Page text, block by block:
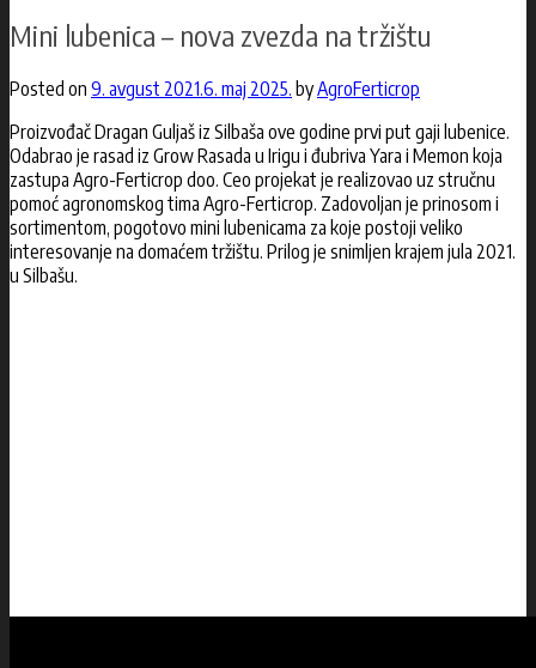
Mini lubenica – nova zvezda na tržištu
Posted on 9. avgust 2021.6. maj 2025. byAgroFerticrop
Proizvođač Dragan Guljaš iz Silbaša ove godine prvi put gaji lubenice.
Odabrao je rasad iz Grow Rasada u Irigu i đubriva Yara i Memon koja
zastupa Agro-Ferticrop doo. Ceo projekat je realizovao uz stručnu
pomoć agronomskog tima Agro-Ferticrop. Zadovoljan je prinosom i
sortimentom, pogotovo mini lubenicama za koje postoji veliko
interesovanje na domaćem tržištu. Prilog je snimljen krajem jula 2021.
u Silbašu.